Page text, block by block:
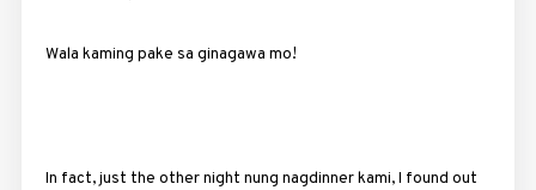
Wala kaming pake sa ginagawa mo!
In fact, just the other night nung nagdinner kami, I found out